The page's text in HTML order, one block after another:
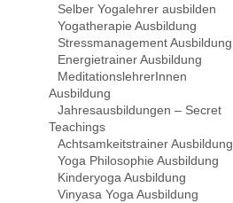
Selber Yogalehrer ausbilden
Yogatherapie Ausbildung
Stressmanagement Ausbildung
Energietrainer Ausbildung
MeditationslehrerInnen
Ausbildung
Jahresausbildungen – Secret
Teachings
Achtsamkeitstrainer Ausbildung
Yoga Philosophie Ausbildung
Kinderyoga Ausbildung
Vinyasa Yoga Ausbildung